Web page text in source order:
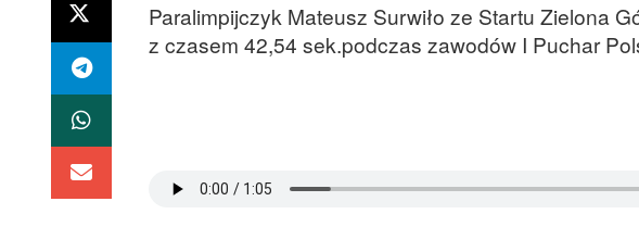
Paralimpijczyk Mateusz Surwiło ze Startu Zielona
z czasem 42,54 sek.podczas zawodów I Puchar